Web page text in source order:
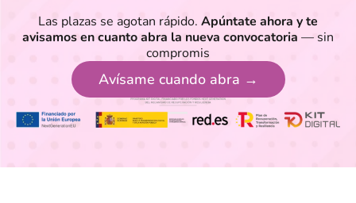
Las plazas se agotan rápido. Apúntate ahora y te
avisamos en cuanto abra la nueva convocatoria — sin
compromis
Avísame cuando abra →